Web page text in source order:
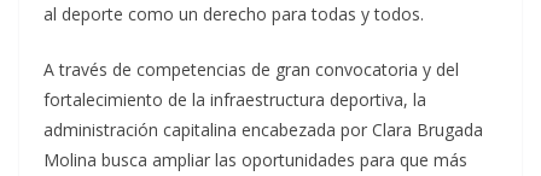
al deporte como un derecho para todas y todos.
A través de competencias de gran convocatoria y del
fortalecimiento de la infraestructura deportiva, la
administración capitalina encabezada por Clara Brugada
Molina busca ampliar las oportunidades para que más